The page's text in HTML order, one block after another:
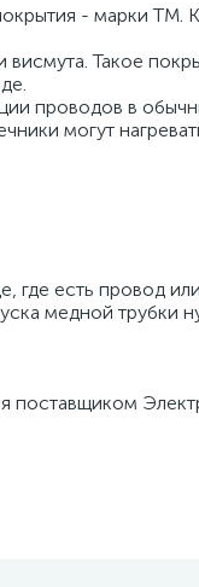
- марки ТМ.
Такое
проводов в
могут
есть провод
медной трубки
поставщиком